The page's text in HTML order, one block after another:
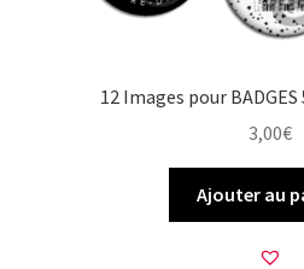
12 Images pour BADGES
3,00€
Ajouter au